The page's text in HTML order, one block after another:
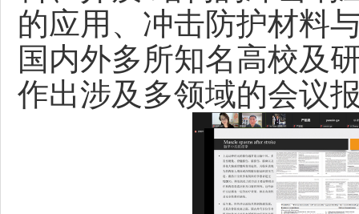
的应用、冲击防护材料
国内外多所知名高校及
作出涉及多领域的会议